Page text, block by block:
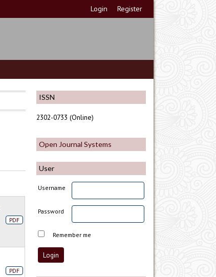
Login Register
ISSN
2302-0733 (Online)
Open Journal Systems
User
Username
Password
Remember me
PDF
PDF